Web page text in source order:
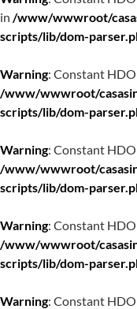
in /www/wwwroot/
scripts/lib/dom-
Warning: Constant
/www/wwwroot/
scripts/lib/dom-
Warning: Constant
/www/wwwroot/
scripts/lib/dom-
Warning: Constant
/www/wwwroot/
scripts/lib/dom-
Warning: Constant